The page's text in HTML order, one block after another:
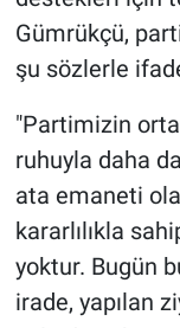
Gümrükçü,
şu sözlerle
"Partimizin
ruhuyla daha
ata emaneti
kararlılıkla
yoktur. Bugün
irade, yapılan